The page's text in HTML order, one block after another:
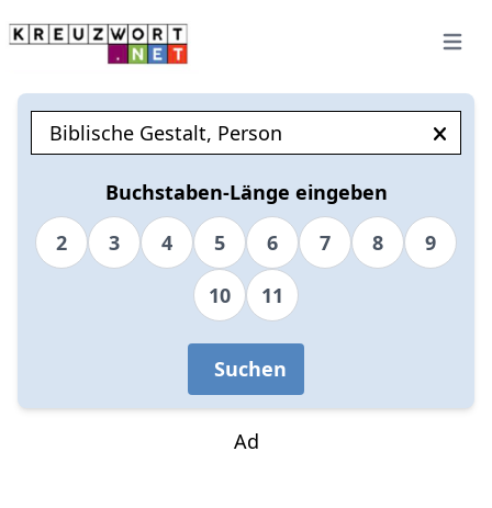
Open
Buchstaben-Länge eingeben
2
3 4 5 6 7 8
9
10
11
Suchen
Ad